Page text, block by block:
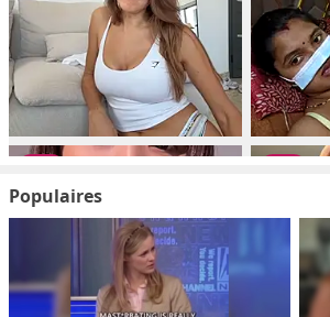
Populaires